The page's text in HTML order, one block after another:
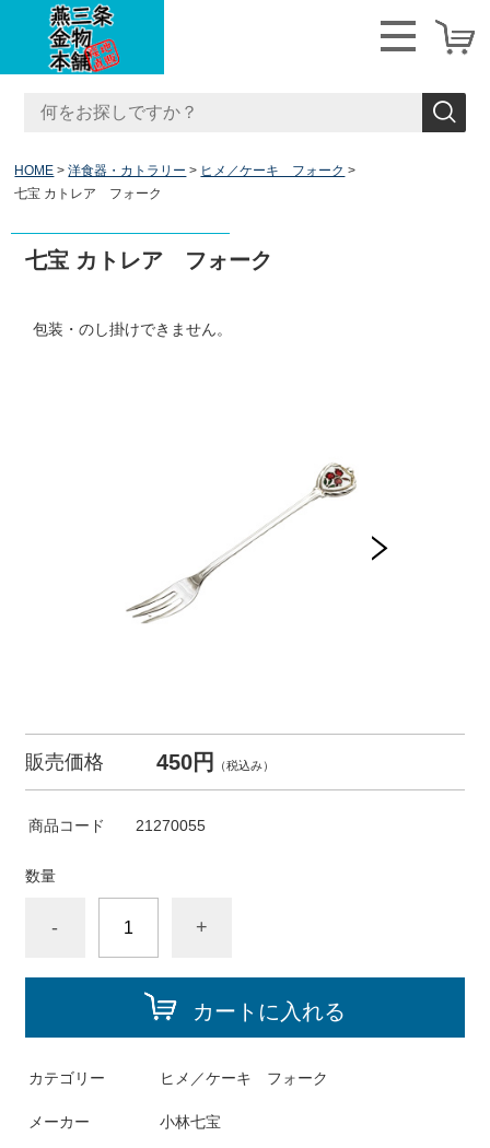
HOME 洋食器・カトラリー
ヒメ／ケーキ フォーク
七宝 カトレア フォーク
七宝 カトレア フォーク
包装・のし掛けできません。
販売価格 450円 （税込み）
商品コード 21270055
数量
- +
カートに入れる
カテゴリー ヒメ／ケーキ フォーク
メーカー 小林七宝